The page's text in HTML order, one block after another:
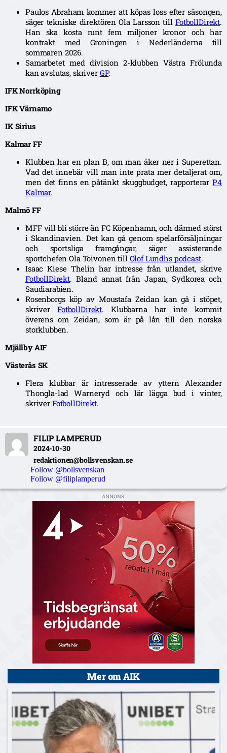
Paulos Abraham kommer att köpas loss efter säsongen,
säger tekniske direktören Ola Larsson tillFotbollDirekt.
Han ska kosta runt fem miljoner kronor och har
kontrakt med Groningen i Nederländerna till
sommaren 2026.
Samarbetet med division 2-klubben Västra Frölunda
kan avslutas, skriver GP.
IFK Norrköping
IFK Värnamo
IK Sirius
Kalmar FF
Klubben har en plan B, om man åker ner i Superettan.
Vad det innebär vill man inte prata mer detaljerat om,
men det finns en påtänkt skuggbudget, rapporterarP4
Kalmar.
Malmö FF
MFF vill bli större än FC Köpenhamn, och därmed störst
i Skandinavien. Det kan gå genom spelarförsäljningar
och sportsliga framgångar, säger assisterande
sportchefen Ola Toivonen till Olof Lundhs podcast.
Isaac Kiese Thelin har intresse från utlandet, skrive
FotbollDirekt. Bland annat från Japan, Sydkorea och
Saudiarabien.
Rosenborgs köp av Moustafa Zeidan kan gå i stöpet,
skriverFotbollDirekt. Klubbarna har inte kommit
överens om Zeidan, som är på lån till den norska
storklubben.
Mjällby AIF
Västerås SK
Flera klubbar är intresserade av yttern Alexander
Thongla-lad Warneryd och lär lägga bud i vinter,
skriver FotbollDirekt.
FILIP LAMPERUD
2024-10-30
redaktionen@bollsvenskan.se
Follow @bollsvenskan
Follow @filiplamperud
ANNONS:
Mer om AIK